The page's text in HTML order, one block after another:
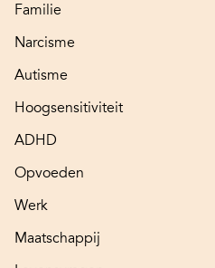
Familie
Narcisme
Autisme
Hoogsensitiviteit
ADHD
Opvoeden
Werk
Maatschappij